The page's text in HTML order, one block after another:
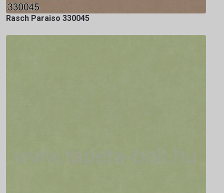
Rasch Paraiso 330045